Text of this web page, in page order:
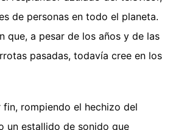
de personas en todo el planeta.
que, a pesar de los años y de las
pasadas, todavía cree en los
fin, rompiendo el hechizo del
un estallido de sonido que